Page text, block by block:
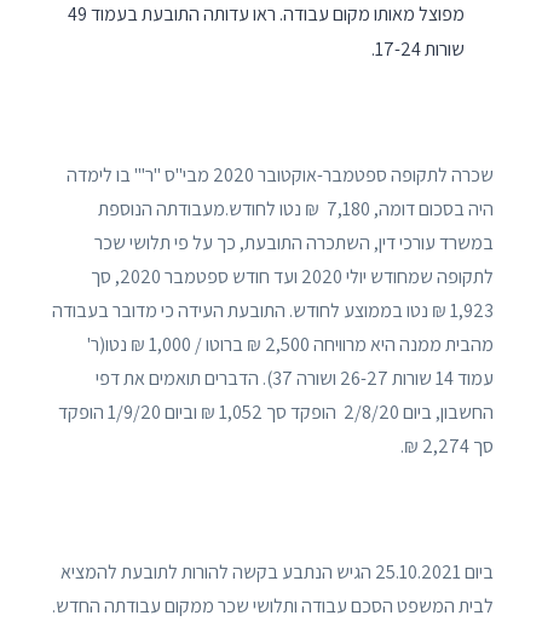
מפוצל מאותו מקום עבודה. ראו עדותה התובעת בעמוד 49
שורות 17-24.
שכרה לתקופה ספטמבר-אוקטובר 2020 מבי"ס "ר'" בו לימדה
היה בסכום דומה, 7,180 ₪ נטו לחודש.מעבודתה הנוספת
במשרד עורכי דין, השתכרה התובעת, כך על פי תלושי שכר
לתקופה שמחודש יולי 2020 ועד חודש ספטמבר 2020, סך
1,923 ₪ נטו בממוצע לחודש. התובעת העידה כי מדובר בעבודה
מהבית ממנה היא מרוויחה 2,500 ₪ ברוטו / 1,000 ₪ נטו(ר'
עמוד 14 שורות 26-27 ושורה 37). הדברים תואמים את דפי
החשבון, ביום 2/8/20 הופקד סך 1,052 ₪ וביום 1/9/20 הופקד
סך 2,274 ₪.
ביום 25.10.2021 הגיש הנתבע בקשה להורות לתובעת להמציא
לבית המשפט הסכם עבודה ותלושי שכר ממקום עבודתה החדש.